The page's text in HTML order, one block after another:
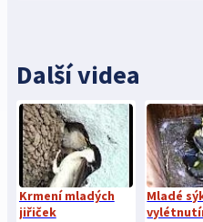
Další videa
Krmení mladých
jiřiček
Mladé